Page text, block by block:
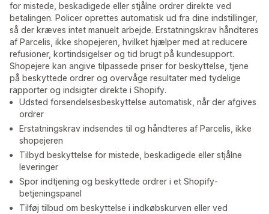
for mistede, beskadigede eller stjålne ordrer direkte ved
betalingen. Policer oprettes automatisk ud fra dine indstillinger,
så der kræves intet manuelt arbejde. Erstatningskrav håndteres
af Parcelis, ikke shopejeren, hvilket hjælper med at reducere
refusioner, kortindsigelser og tid brugt på kundesupport.
Shopejere kan angive tilpassede priser for beskyttelse, tjene
på beskyttede ordrer og overvåge resultater med tydelige
rapporter og indsigter direkte i Shopify.
Udsted forsendelsesbeskyttelse automatisk, når der afgives
ordrer
Erstatningskrav indsendes til og håndteres af Parcelis, ikke
shopejeren
Tilbyd beskyttelse for mistede, beskadigede eller stjålne
leveringer
Spor indtjening og beskyttede ordrer i et Shopify-
betjeningspanel
Tilføj tilbud om beskyttelse i indkøbskurven eller ved